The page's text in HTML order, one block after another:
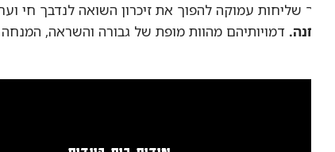
שליחות עמוקה להפוך את זיכרון השואה לנדבך חי וערכי
דמויותיהם מהוות מופת של גבורה והשראה, המנחה